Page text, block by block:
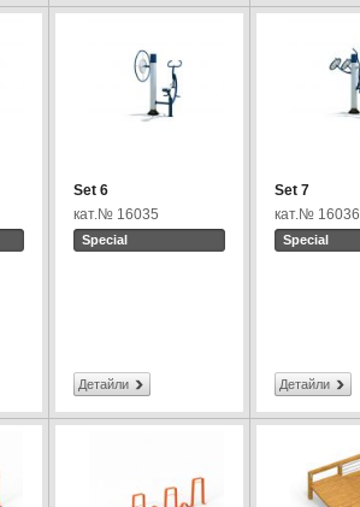
Set 6
кат.№ 16035
Special
Детайли
Set 7
кат.№ 16036
Special
Детайли